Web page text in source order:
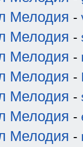
Мелодия -
Мелодия -
Мелодия -
Мелодия -
Мелодия -
Мелодия -
Мелодия -